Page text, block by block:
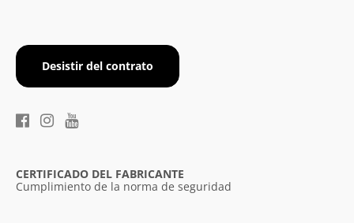
Desistir del contrato
CERTIFICADO DEL FABRICANTE
Cumplimiento de la norma de seguridad